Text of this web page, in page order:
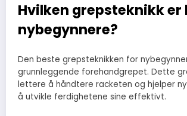
Hvilken grepsteknikk er
nybegynnere?
Den beste grepsteknikken for
grunnleggende forehandgrepet. Dette
lettere å håndtere racketen og hjelper
å utvikle ferdighetene sine effektivt.